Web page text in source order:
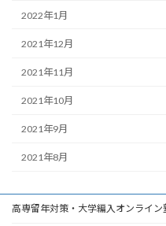
2022年1月
2021年12月
2021年11月
2021年10月
2021年9月
2021年8月
高専留年対策・大学編入オンライン